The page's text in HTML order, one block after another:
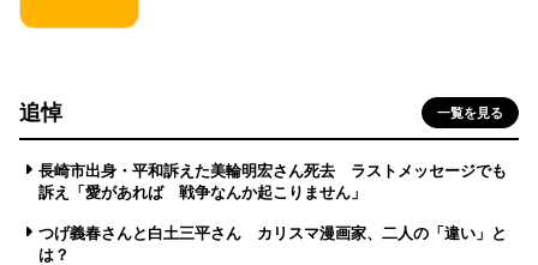
追悼 一覧を見る
長崎市出身・平和訴えた美輪明宏さん死去 ラストメッセージでも
訴え「愛があれば 戦争なんか起こりません」
つげ義春さんと白土三平さん カリスマ漫画家、二人の「違い」と
は？